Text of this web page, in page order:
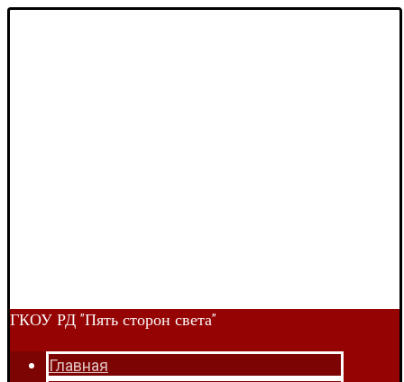
ГКОУ РД "Пять сторон света"
Главная